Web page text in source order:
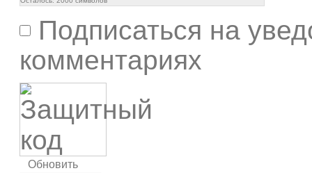
Подписаться на
комментариях
Обновить